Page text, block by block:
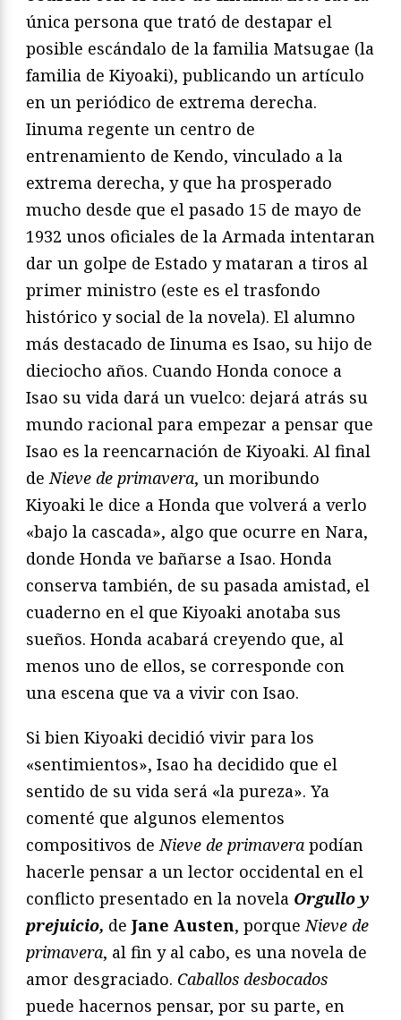
única persona que trató de destapar el
posible escándalo de la familia Matsugae (la
familia de Kiyoaki), publicando un artículo
en un periódico de extrema derecha.
Iinuma regente un centro de
entrenamiento de Kendo, vinculado a la
extrema derecha, y que ha prosperado
mucho desde que el pasado 15 de mayo de
1932 unos oficiales de la Armada intentaran
dar un golpe de Estado y mataran a tiros al
primer ministro (este es el trasfondo
histórico y social de la novela). El alumno
más destacado de Iinuma es Isao, su hijo de
dieciocho años. Cuando Honda conoce a
Isao su vida dará un vuelco: dejará atrás su
mundo racional para empezar a pensar que
Isao es la reencarnación de Kiyoaki. Al final
de Nieve de primavera, un moribundo
Kiyoaki le dice a Honda que volverá a verlo
«bajo la cascada», algo que ocurre en Nara,
donde Honda ve bañarse a Isao. Honda
conserva también, de su pasada amistad, el
cuaderno en el que Kiyoaki anotaba sus
sueños. Honda acabará creyendo que, al
menos uno de ellos, se corresponde con
una escena que va a vivir con Isao.
Si bien Kiyoaki decidió vivir para los
«sentimientos», Isao ha decidido que el
sentido de su vida será «la pureza». Ya
comenté que algunos elementos
compositivos de Nieve de primavera podían
hacerle pensar a un lector occidental en el
conflicto presentado en la novela Orgullo y
prejuicio, de Jane Austen, porque Nieve de
primavera, al fin y al cabo, es una novela de
amor desgraciado. Caballos desbocados
puede hacernos pensar, por su parte, en